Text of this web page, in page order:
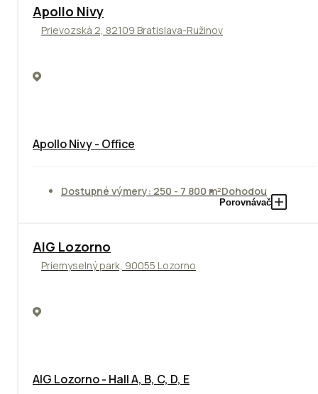
Apollo Nivy
Prievozská 2, 82109 Bratislava-Ružinov
Apollo Nivy - Office
Dostupné výmery: 250 - 7 800 m²Dohodou
Porovnávač
TOP
AIG Lozorno
Priemyselný park, 90055 Lozorno
AIG Lozorno - Hall A, B, C, D, E